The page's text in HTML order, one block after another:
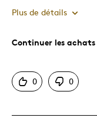
Plus de détails
Le pour
Continuer les achats
0 0